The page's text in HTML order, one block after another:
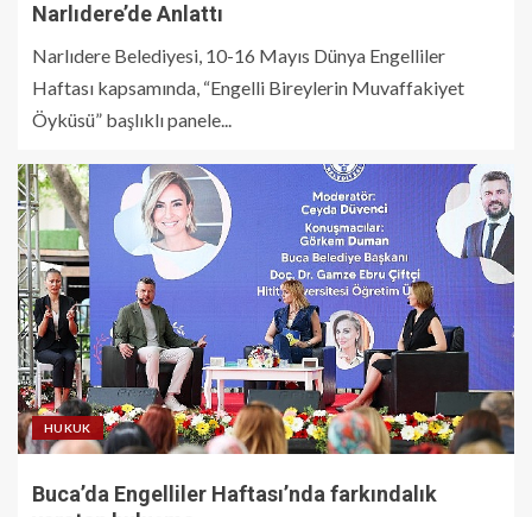
Narlıdere’de Anlattı
Narlıdere Belediyesi, 10-16 Mayıs Dünya Engelliler
Haftası kapsamında, “Engelli Bireylerin Muvaffakiyet
Öyküsü” başlıklı panele...
HUKUK
Buca’da Engelliler Haftası’nda farkındalık